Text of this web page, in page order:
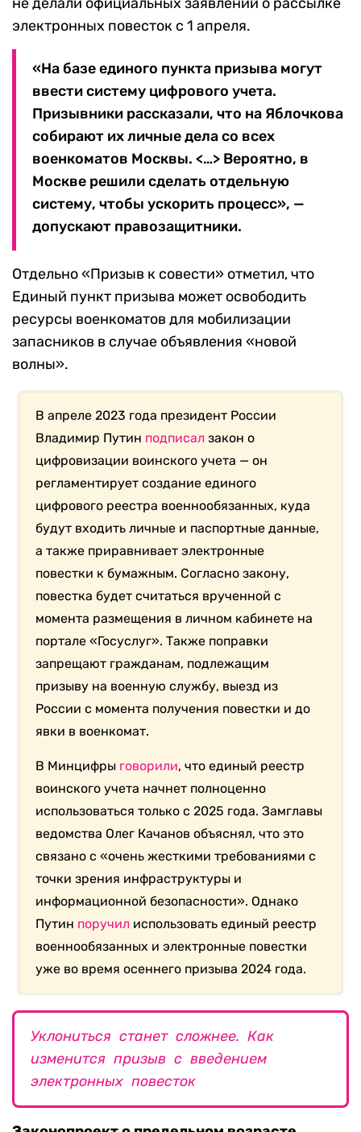
не делали официальных заявлений о рассылке
электронных повесток с 1 апреля.
«На базе единого пункта призыва могут
ввести систему цифрового учета.
Призывники рассказали, что на Яблочкова
собирают их личные дела со всех
военкоматов Москвы. <…> Вероятно, в
Москве решили сделать отдельную
систему, чтобы ускорить процесс», —
допускают правозащитники.
Отдельно «Призыв к совести» отметил, что
Единый пункт призыва может освободить
ресурсы военкоматов для мобилизации
запасников в случае объявления «новой
волны».
В апреле 2023 года президент России
Владимир Путин подписал закон о
цифровизации воинского учета — он
регламентирует создание единого
цифрового реестра военнообязанных, куда
будут входить личные и паспортные данные,
а также приравнивает электронные
повестки к бумажным. Согласно закону,
повестка будет считаться врученной с
момента размещения в личном кабинете на
портале «Госуслуг». Также поправки
запрещают гражданам, подлежащим
призыву на военную службу, выезд из
России с момента получения повестки и до
явки в военкомат.
В Минцифры говорили, что единый реестр
воинского учета начнет полноценно
использоваться только с 2025 года. Замглавы
ведомства Олег Качанов объяснял, что это
связано с «очень жесткими требованиями с
точки зрения инфраструктуры и
информационной безопасности». Однако
Путин поручил использовать единый реестр
военнообязанных и электронные повестки
уже во время осеннего призыва 2024 года.
Уклониться станет сложнее. Как
изменится призыв с введением
электронных повесток